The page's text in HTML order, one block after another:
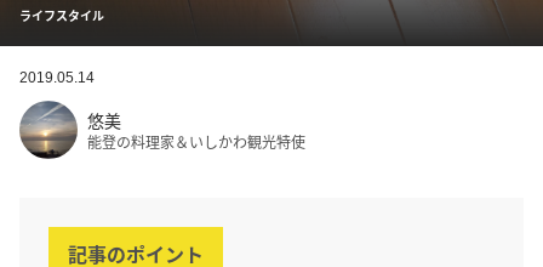
ライフスタイル
2019.05.14
悠美
能登の料理家＆いしかわ観光特使
記事のポイント